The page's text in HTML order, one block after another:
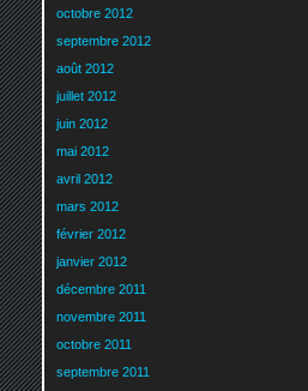
octobre 2012
septembre 2012
août 2012
juillet 2012
juin 2012
mai 2012
avril 2012
mars 2012
février 2012
janvier 2012
décembre 2011
novembre 2011
octobre 2011
septembre 2011